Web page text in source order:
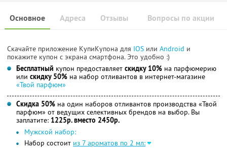
Основное Отзывы Вопросы по акции
Адреса
Скачайте приложение КупиКупона для IOS или Android и
покажите купон с экрана смартфона. Это удобно :)
Бесплатный купон предоставляет скидку 10% на парфюмерию
или скидку 50% на набор отливантов в интернет-магазине
«Твой парфюм»
Скидка 50% на один наборов отливантов производства «Твой
парфюм» от ведущих селективных брендов на выбор. Вы
заплатите: 1225р. вместо 2450р.
Мужской набор:
Набор состоит из 7 ароматов по 2 мл: